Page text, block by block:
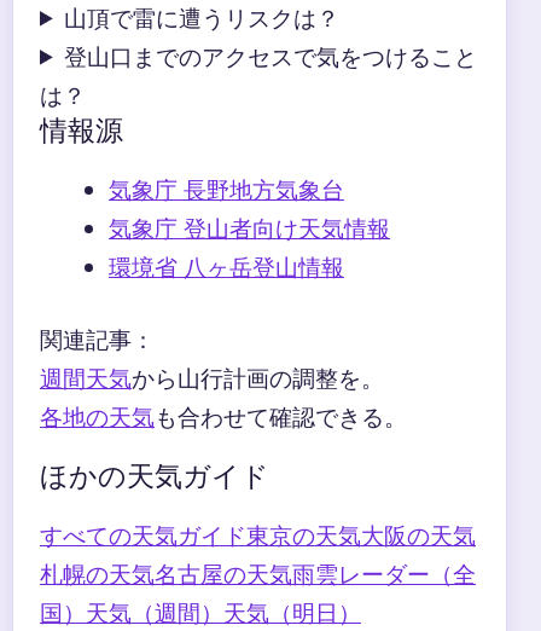
山頂で雷に遭うリスクは？
登山口までのアクセスで気をつけること
は？
情報源
気象庁 長野地方気象台
気象庁 登山者向け天気情報
環境省 八ヶ岳登山情報
関連記事：
週間天気から山行計画の調整を。
各地の天気も合わせて確認できる。
ほかの天気ガイド
すべての天気ガイド東京の天気大阪の天気
札幌の天気名古屋の天気雨雲レーダー（全
国） 天気（週間） 天気（明日）